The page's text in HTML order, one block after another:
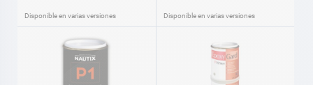
Disponible en varias versiones Disponible en varias versiones